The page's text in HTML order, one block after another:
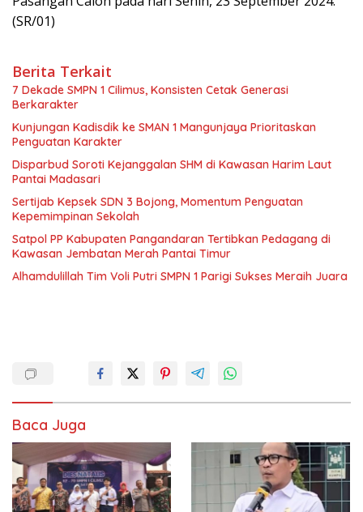
(SR/01)
Berita Terkait
7 Dekade SMPN 1 Cilimus, Konsisten Cetak Generasi
Berkarakter
Kunjungan Kadisdik ke SMAN 1 Mangunjaya Prioritaskan
Penguatan Karakter
Disparbud Soroti Kejanggalan SHM di Kawasan Harim Laut
Pantai Madasari
Sertijab Kepsek SDN 3 Bojong, Momentum Penguatan
Kepemimpinan Sekolah
Satpol PP Kabupaten Pangandaran Tertibkan Pedagang di
Kawasan Jembatan Merah Pantai Timur
Alhamdulillah Tim Voli Putri SMPN 1 Parigi Sukses Meraih Juara
Baca Juga